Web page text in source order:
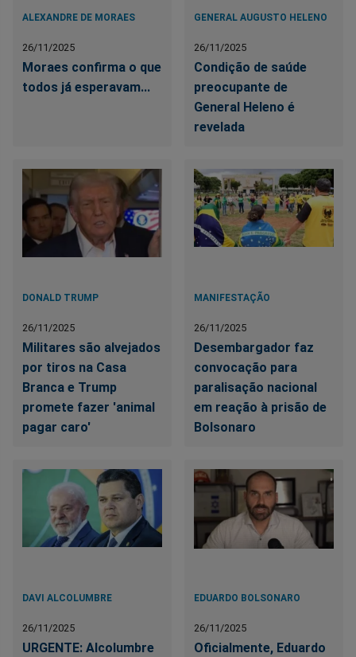
ALEXANDRE DE MORAES
26/11/2025
Moraes confirma o que
todos já esperavam...
GENERAL AUGUSTO HELENO
26/11/2025
Condição de saúde
preocupante de
General Heleno é
revelada
DONALD TRUMP
26/11/2025
Militares são alvejados
por tiros na Casa
Branca e Trump
promete fazer 'animal
pagar caro'
MANIFESTAÇÃO
26/11/2025
Desembargador faz
convocação para
paralisação nacional
em reação à prisão de
Bolsonaro
DAVI ALCOLUMBRE
26/11/2025
URGENTE: Alcolumbre
EDUARDO BOLSONARO
26/11/2025
Oficialmente, Eduardo